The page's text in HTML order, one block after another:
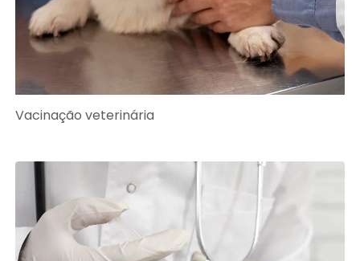
Vacinação veterinária